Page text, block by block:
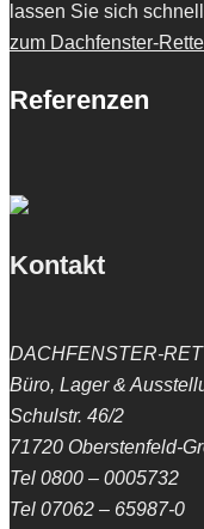
lassen Sie sich
zum Dachfenster-
Referenzen
Kontakt
DACHFENSTER-
Büro, Lager &
Schulstr. 46/2
71720 Oberstenfeld-
Tel 0800 – 0005732
Tel 07062 – 65987-0